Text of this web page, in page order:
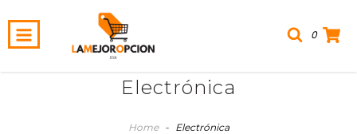
0
Electrónica
Home - Electrónica